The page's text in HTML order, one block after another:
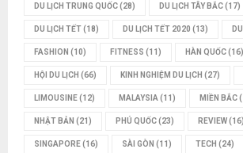
DU LỊCH TRUNG QUỐC(28) DU LỊCH TÂY BẮC(17)
DU LỊCH TẾT(18) DU LỊCH TẾT 2020 (13)
FASHION (10) FITNESS (11) HÀN QUỐC(16)
HỘI DU LỊCH (66) KINH NGHIỆM DU LỊCH (27)
LIMOUSINE(12) MALAYSIA (11) MIỀN BẮC
NHẬT BẢN (21) PHÚ QUỐC(23) REVIEW(16)
SINGAPORE(16) SÀI GÒN (11) TECH (24)